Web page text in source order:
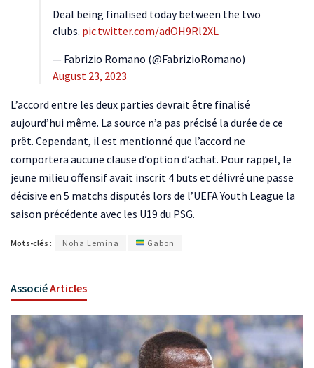
Deal being finalised today between the two
clubs. pic.twitter.com/adOH9Rl2XL
— Fabrizio Romano (@FabrizioRomano)
August 23, 2023
L’accord entre les deux parties devrait être finalisé
aujourd’hui même. La source n’a pas précisé la durée de ce
prêt. Cependant, il est mentionné que l’accord ne
comportera aucune clause d’option d’achat. Pour rappel, le
jeune milieu offensif avait inscrit 4 buts et délivré une passe
décisive en 5 matchs disputés lors de l’UEFA Youth League la
saison précédente avec les U19 du PSG.
Mots-clés : Noha Lemina Gabon
AssociéArticles